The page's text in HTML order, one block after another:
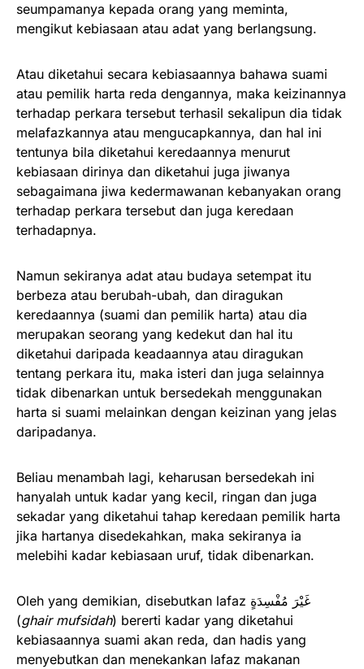
seumpamanya kepada orang yang meminta,
mengikut kebiasaan atau adat yang berlangsung.
Atau diketahui secara kebiasaannya bahawa suami
atau pemilik harta reda dengannya, maka keizinannya
terhadap perkara tersebut terhasil sekalipun dia tidak
melafazkannya atau mengucapkannya, dan hal ini
tentunya bila diketahui keredaannya menurut
kebiasaan dirinya dan diketahui juga jiwanya
sebagaimana jiwa kedermawanan kebanyakan orang
terhadap perkara tersebut dan juga keredaan
terhadapnya.
Namun sekiranya adat atau budaya setempat itu
berbeza atau berubah-ubah, dan diragukan
keredaannya (suami dan pemilik harta) atau dia
merupakan seorang yang kedekut dan hal itu
diketahui daripada keadaannya atau diragukan
tentang perkara itu, maka isteri dan juga selainnya
tidak dibenarkan untuk bersedekah menggunakan
harta si suami melainkan dengan keizinan yang jelas
daripadanya.
Beliau menambah lagi, keharusan bersedekah ini
hanyalah untuk kadar yang kecil, ringan dan juga
sekadar yang diketahui tahap keredaan pemilik harta
jika hartanya disedekahkan, maka sekiranya ia
melebihi kadar kebiasaan uruf, tidak dibenarkan.
Oleh yang demikian, disebutkan lafaz غَيْرَ مُفْسِدَةٍ
(ghair mufsidah) bererti kadar yang diketahui
kebiasaannya suami akan reda, dan hadis yang
menyebutkan dan menekankan lafaz makanan